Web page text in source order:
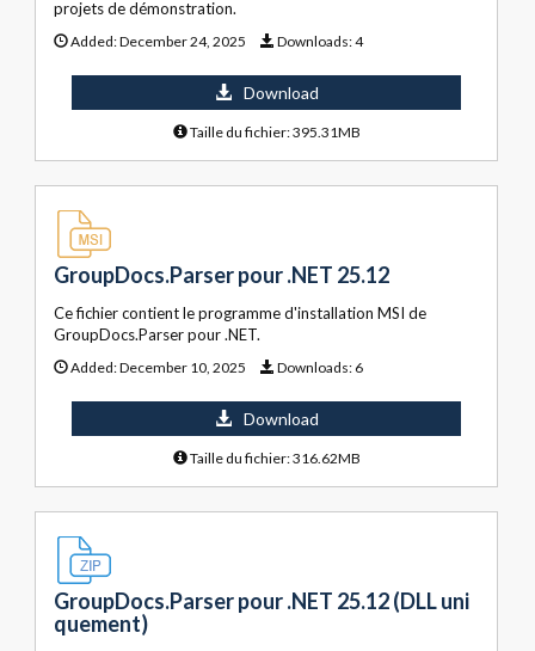
projets de démonstration.
Added:December 24, 2025 Downloads:4
Download
Taille du fichier: 395.31MB
GroupDocs.Parser pour .NET 25.12
Ce fichier contient le programme d'installation MSI de
GroupDocs.Parser pour .NET.
Added:December 10, 2025 Downloads: 6
Download
Taille du fichier: 316.62MB
GroupDocs.Parser pour .NET 25.12 (DLL uni
quement)